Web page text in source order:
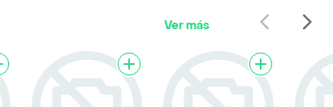
Ver más